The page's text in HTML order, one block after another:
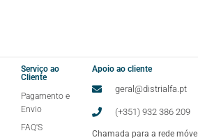
Serviço ao
Cliente
Pagamento e
Envio
FAQ'S
Apoio ao cliente
geral@distrialfa.pt
(+351) 932 386 209
Chamada para a rede móvel